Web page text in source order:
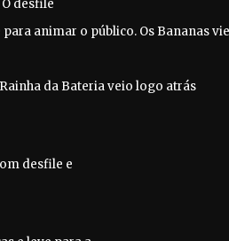
desfile
animar o público. Os Bananas
da Bateria veio logo atrás
desfile e